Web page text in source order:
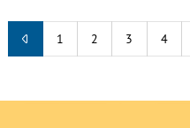
1 2 3 4